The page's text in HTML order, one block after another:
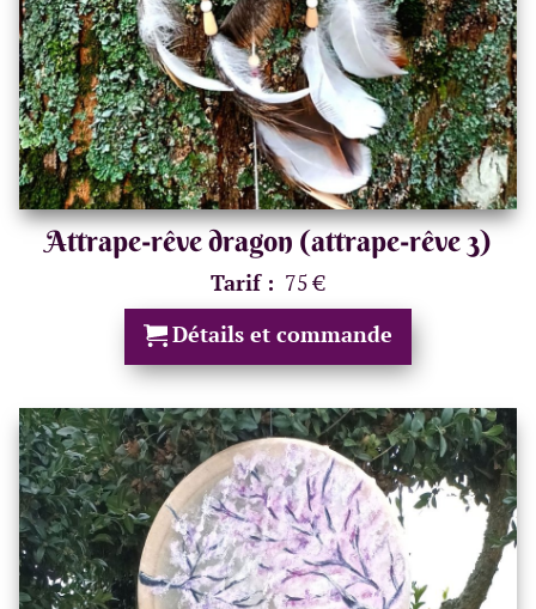
Attrape-rêve dragon (attrape-rêve 3)
Tarif : 75 €
Détails et commande